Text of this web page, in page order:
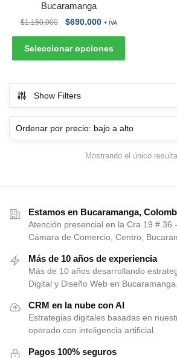
Bucaramanga
$1.150.000 $690.000 + IVA
Seleccionar opciones
Show Filters
Mostrando el único
Estamos en Bucaramanga,
Atención presencial en la Cra 19 # 36
Cámara de Comercio, Centro,
Más de 10 años de experiencia
Más de 10 años desarrollando
Digital y Diseño Web en Bucaramanga.
CRM en la nube con AI
Estrategias digitales basadas en
operado con inteligencia artificial.
Pagos 100% seguros